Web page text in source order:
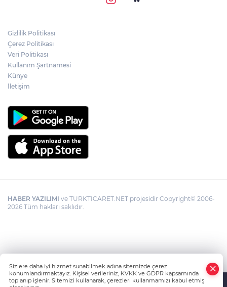
Gizlilik Politikası
Çerez Politikası
Veri Politikası
Kullanım Şartnamesi
Künye
İletişim
HABER YAZILIMI ve TURKTICARET.NET projesidir Copyright© 2006-
2026 Tüm hakları saklıdır.
Sizlere daha iyi hizmet sunabilmek adına sitemizde çerez
konumlandırmaktayız. Kişisel verileriniz, KVKK ve GDPR kapsamında
toplanıp işlenir. Sitemizi kullanarak, çerezleri kullanmamızı kabul etmiş